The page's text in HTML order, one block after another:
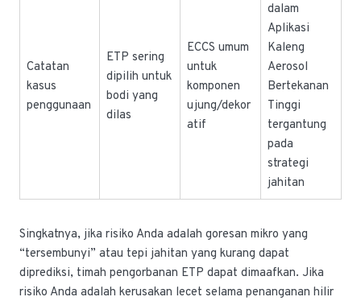
Catatan
kasus
penggunaan
ETP sering
dipilih untuk
bodi yang
dilas
ECCS umum
untuk
komponen
ujung/dekor
atif
dalam
Aplikasi
Kaleng
Aerosol
Bertekanan
Tinggi
tergantung
pada
strategi
jahitan
Singkatnya, jika risiko Anda adalah goresan mikro yang
“tersembunyi” atau tepi jahitan yang kurang dapat
diprediksi, timah pengorbanan ETP dapat dimaafkan. Jika
risiko Anda adalah kerusakan lecet selama penanganan hilir